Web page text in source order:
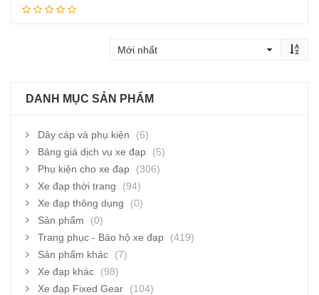
DANH MỤC SẢN PHẨM
Dây cáp và phụ kiện
(6)
Bảng giá dịch vụ xe đạp
(5)
Phụ kiện cho xe đạp
(306)
Xe đạp thời trang
(94)
Xe đạp thông dụng
(0)
Sản phẩm
(0)
Trang phục - Bảo hộ xe đạp
(419)
Sản phẩm khác
(7)
Xe đạp khác
(98)
Xe đạp Fixed Gear
(104)